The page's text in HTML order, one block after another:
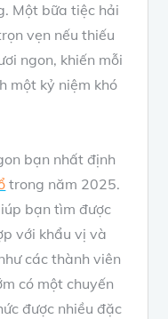
Một bữa tiệc hải
vẹn nếu thiếu
ngon, khiến mỗi
một kỷ niệm khó
bạn nhất định
trong năm 2025.
bạn tìm được
với khẩu vị và
các thành viên
có một chuyến
được nhiều đặc